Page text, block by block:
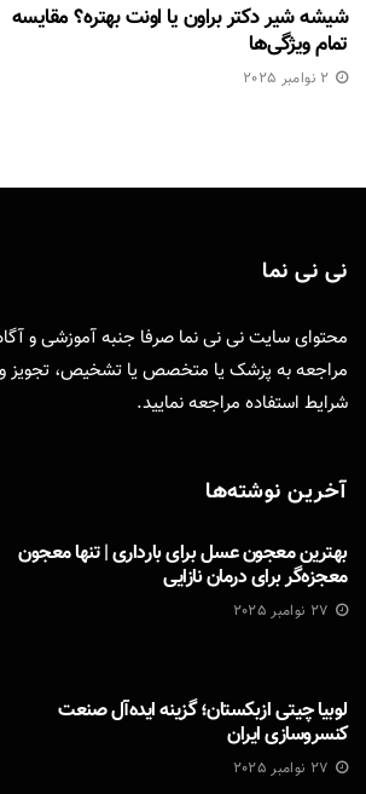
شیشه شیر دکتر براون یا اونت بهتره؟ مقایسه
تمام ویژگی‌ها
2 نوامبر 2025
نی نی نما
محتوای سایت نی نی نما صرفا جنبه آموزشی و
مراجعه به پزشک یا متخصص یا تشخیص، تجویز
شرایط استفاده مراجعه نمایید.
آخرین نوشته‌ها
بهترین معجون عسل برای بارداری | تنها معجون
معجزه‌گر برای درمان نازایی
27 نوامبر 2025
لوبیا چیتی ازبکستان؛ گزینه ایده‌آل صنعت
کنسروسازی ایران
27 نوامبر 2025